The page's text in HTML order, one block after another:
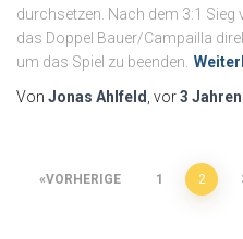
durchsetzen. Nach dem 3:1
das Doppel Bauer/Campailla
um das Spiel zu beenden.
Von Jonas Ahlfeld , vor3 Jahren
VORHERIGE 1 2